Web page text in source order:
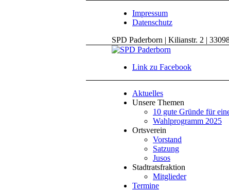
Impressum
Datenschutz
SPD Paderborn | Kilianstr. 2 |
Link zu Facebook
Aktuelles
Unsere Themen
10 gute Gründe für
Wahlprogramm 2025
Ortsverein
Vorstand
Satzung
Jusos
Stadtratsfraktion
Mitglieder
Termine